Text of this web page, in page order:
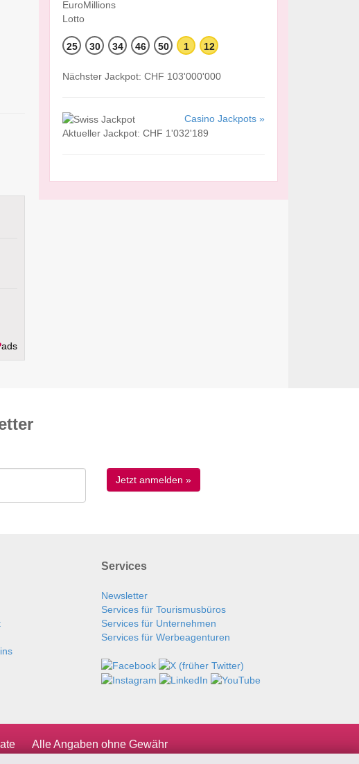
ads
25 30 34 46 50 1 12
Nächster Jackpot: CHF 103'000'000
Casino Jackpots »
Aktueller Jackpot: CHF 1'032'189
Services
Newsletter
Services für Tourismusbüros
Services für Unternehmen
Services für Werbeagenturen
Alle Angaben ohne Gewähr